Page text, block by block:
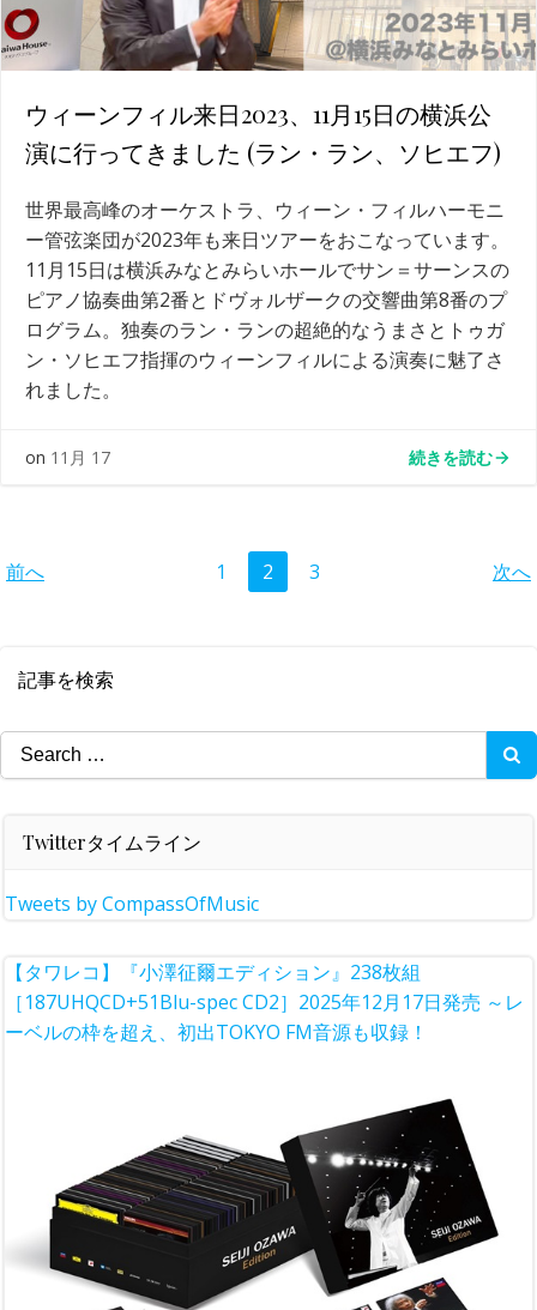
ウィーンフィル来日2023、11月15日の横浜公
演に行ってきました (ラン・ラン、ソヒエフ)
世界最高峰のオーケストラ、ウィーン・フィルハーモニ
ー管弦楽団が2023年も来日ツアーをおこなっています。
11月15日は横浜みなとみらいホールでサン＝サーンスの
ピアノ協奏曲第2番とドヴォルザークの交響曲第8番のプ
ログラム。独奏のラン・ランの超絶的なうまさとトゥガ
ン・ソヒエフ指揮のウィーンフィルによる演奏に魅了さ
れました。
on 11月 17 続きを読む
Posts
前へ Page
1 Page
2 Page
3 次へ
記事を検索
Search
for:
Twitterタイムライン
Tweets by CompassOfMusic
【タワレコ】『小澤征爾エディション』238枚組
［187UHQCD+51Blu-spec CD2］2025年12月17日発売 ～レ
ーベルの枠を超え、初出TOKYO FM音源も収録！